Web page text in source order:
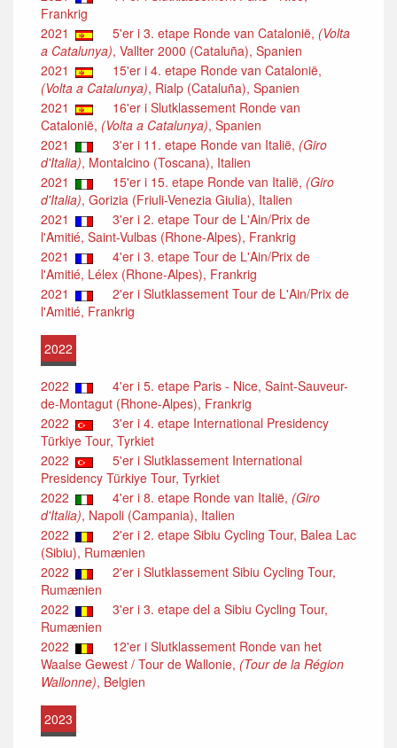
Frankrig
2021
5'er i 3. etape Ronde van Catalonië, (Volta
a Catalunya), Vallter 2000 (Cataluña), Spanien
2021
15'er i 4. etape Ronde van Catalonië,
(Volta a Catalunya), Rialp (Cataluña), Spanien
2021
16'er i Slutklassement Ronde van
Catalonië, (Volta a Catalunya), Spanien
2021
3'er i 11. etape Ronde van Italië, (Giro
d'Italia), Montalcino (Toscana), Italien
2021
15'er i 15. etape Ronde van Italië, (Giro
d'Italia), Gorizia (Friuli-Venezia Giulia), Italien
2021
3'er i 2. etape Tour de L'Ain/Prix de
l'Amitié, Saint-Vulbas (Rhone-Alpes), Frankrig
2021
4'er i 3. etape Tour de L'Ain/Prix de
l'Amitié, Lélex (Rhone-Alpes), Frankrig
2021
2'er i Slutklassement Tour de L'Ain/Prix de
l'Amitié, Frankrig
2022
2022
4'er i 5. etape Paris - Nice, Saint-Sauveur-
de-Montagut (Rhone-Alpes), Frankrig
2022
3'er i 4. etape International Presidency
Türkiye Tour, Tyrkiet
2022
5'er i Slutklassement International
Presidency Türkiye Tour, Tyrkiet
2022
4'er i 8. etape Ronde van Italië, (Giro
d'Italia), Napoli (Campania), Italien
2022
2'er i 2. etape Sibiu Cycling Tour, Balea Lac
(Sibiu), Rumænien
2022
2'er i Slutklassement Sibiu Cycling Tour,
Rumænien
2022
3'er i 3. etape del a Sibiu Cycling Tour,
Rumænien
2022
12'er i Slutklassement Ronde van het
Waalse Gewest / Tour de Wallonie, (Tour de la Région
Wallonne), Belgien
2023